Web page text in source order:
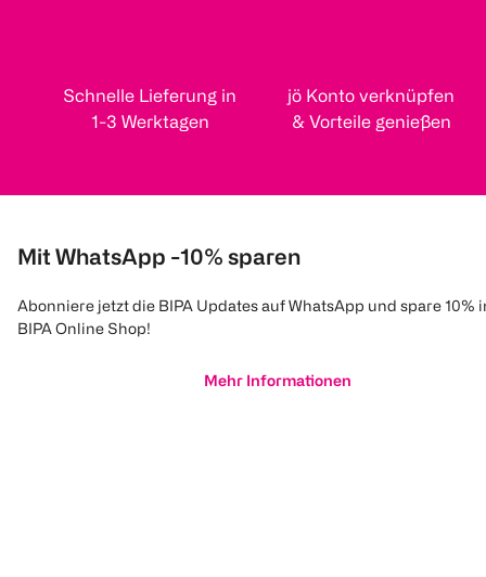
Schnelle Lieferung in
1-3 Werktagen
jö Konto verknüpfen
& Vorteile genießen
Mit WhatsApp -10% sparen
Abonniere jetzt die BIPA Updates auf WhatsApp und spare 10%
BIPA Online Shop!
Mehr Informationen